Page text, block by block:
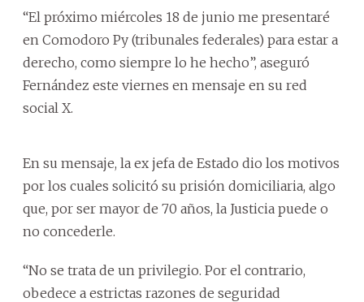
“El próximo miércoles 18 de junio me presentaré
en Comodoro Py (tribunales federales) para estar a
derecho, como siempre lo he hecho”, aseguró
Fernández este viernes en mensaje en su red
social X.
En su mensaje, la ex jefa de Estado dio los motivos
por los cuales solicitó su prisión domiciliaria, algo
que, por ser mayor de 70 años, la Justicia puede o
no concederle.
“No se trata de un privilegio. Por el contrario,
obedece a estrictas razones de seguridad